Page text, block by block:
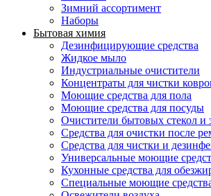
Зимний ассортимент
Наборы
Бытовая химия
Дезинфицирующие средства
Жидкое мыло
Индустриальные очистители
Концентраты для чистки
Моющие средства для пола
Моющие средства для посуды
Очистители бытовых стекол и
Средства для очистки после
Средства для чистки и
Универсальные моющие
Кухонные средства для
Специальные моющие